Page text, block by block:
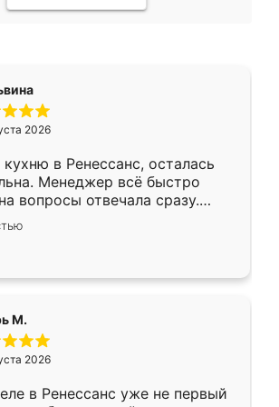
2026
в Ренессанс, осталась
Менеджер всё быстро
вопросы отвечала сразу.
в субботу, подошёл к
ответственностью. Собрали
работали аккуратно, даже
М.
2026
в Ренессанс уже не первый